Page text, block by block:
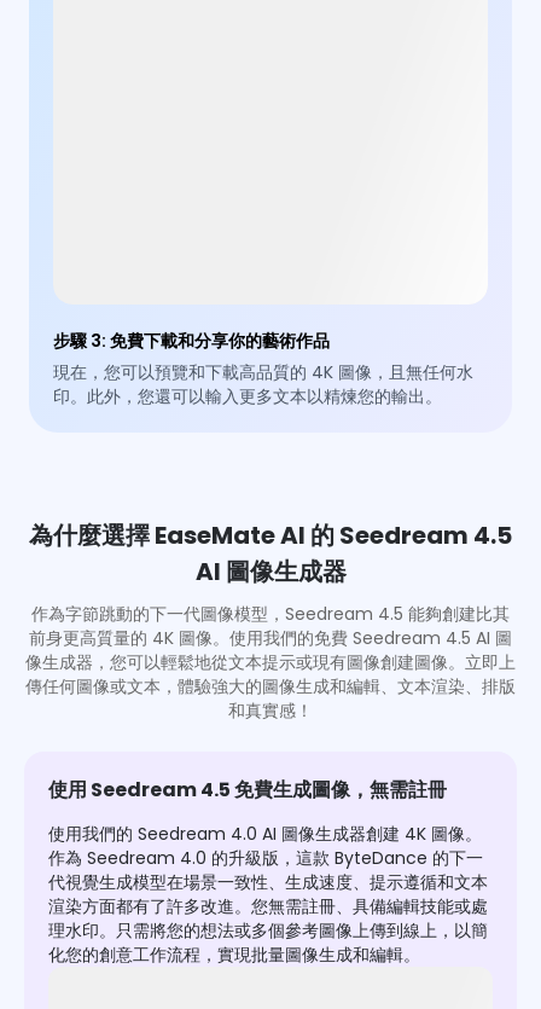
步驟 3:免費下載和分享你的藝術作品
現在，您可以預覽和下載高品質的 4K 圖像，且無任何水
印。此外，您還可以輸入更多文本以精煉您的輸出。
為什麼選擇 EaseMate AI 的 Seedream 4.5
AI 圖像生成器
作為字節跳動的下一代圖像模型，Seedream 4.5 能夠創建比其
前身更高質量的 4K 圖像。使用我們的免費 Seedream 4.5 AI 圖
像生成器，您可以輕鬆地從文本提示或現有圖像創建圖像。立即上
傳任何圖像或文本，體驗強大的圖像生成和編輯、文本渲染、排版
和真實感！
使用 Seedream 4.5 免費生成圖像，無需註冊
使用我們的 Seedream 4.0 AI 圖像生成器創建 4K 圖像。
作為 Seedream 4.0 的升級版，這款 ByteDance 的下一
代視覺生成模型在場景一致性、生成速度、提示遵循和文本
渲染方面都有了許多改進。您無需註冊、具備編輯技能或處
理水印。只需將您的想法或多個參考圖像上傳到線上，以簡
化您的創意工作流程，實現批量圖像生成和編輯。